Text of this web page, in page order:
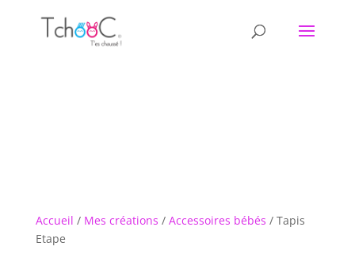
Accueil / Mes créations / Accessoires bébés / Tapis
Etape